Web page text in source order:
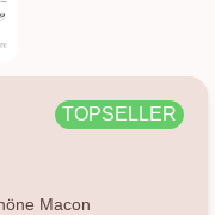
TOPSELLER
Macon